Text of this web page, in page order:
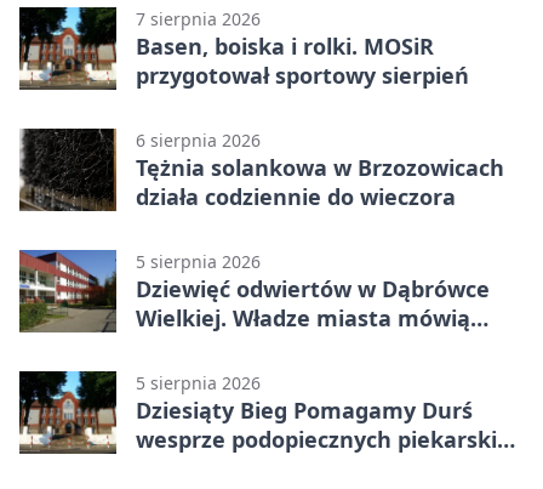
7 sierpnia 2026
Basen, boiska i rolki. MOSiR
przygotował sportowy sierpień
6 sierpnia 2026
Tężnia solankowa w Brzozowicach
działa codziennie do wieczora
5 sierpnia 2026
Dziewięć odwiertów w Dąbrówce
Wielkiej. Władze miasta mówią
5 sierpnia 2026
Dziesiąty Bieg Pomagamy Durś
wesprze podopiecznych piekarskich